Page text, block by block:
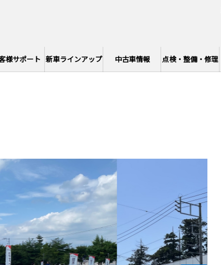
様サポート 新車ラインアップ 中古車情報 点検・整備・修理